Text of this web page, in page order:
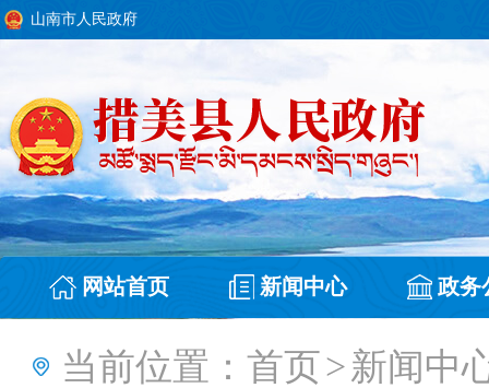
山南市人民政府
网站首页 新闻中心 政务
当前位置： 首页>新闻中